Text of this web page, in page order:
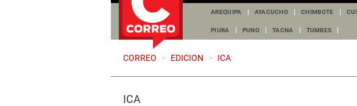
AREQUIPA AYACUCHO CHIMBOTE
PIURA PUNO TACNA TUMBES
CORREO > EDICION > ICA
ICA